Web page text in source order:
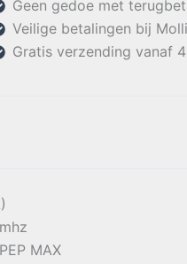
Geen gedoe met
Veilige betalingen bij
Gratis verzending vanaf
MAX